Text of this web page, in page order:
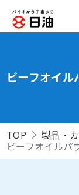
ビーフオイル
TOP
製品・
ビーフオイルパ